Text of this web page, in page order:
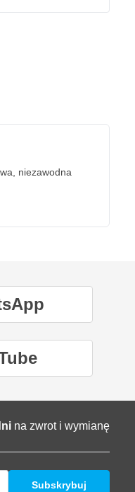
niezawodna
na zwrot i wymianę
Subskrybuj